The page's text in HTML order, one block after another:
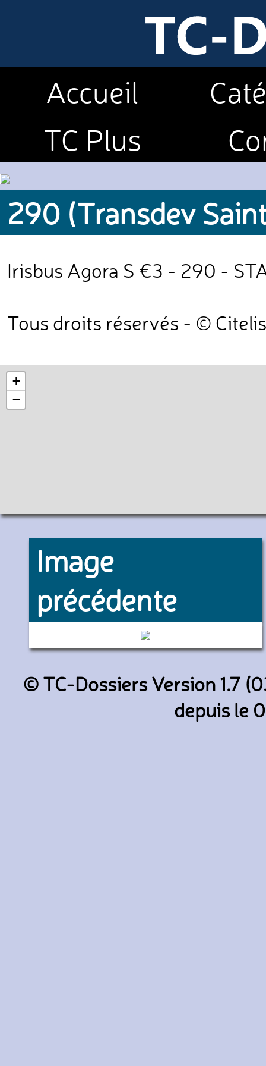
Accueil
TC Plus
290 (Transdev
Irisbus Agora S €3 - 290 -
Tous droits réservés - ©
+
−
Image
précédente
687 (RD Angers)
© TC-Dossiers Version 1.7
depuis le